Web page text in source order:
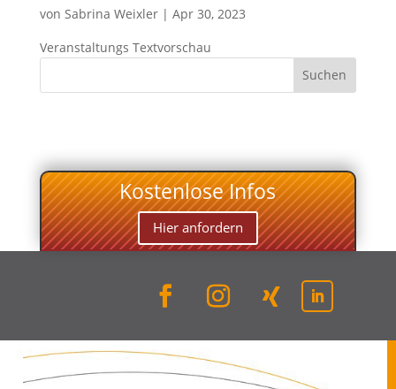
von Sabrina Weixler| Apr 30, 2023
Veranstaltungs Textvorschau
Suchen
Kostenlose Infos
Hier anfordern